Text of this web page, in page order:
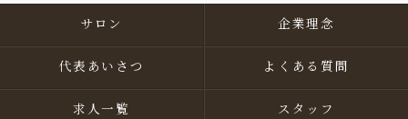
サロン 企業理念
代表あいさつ よくある質問
求人一覧 スタッフ